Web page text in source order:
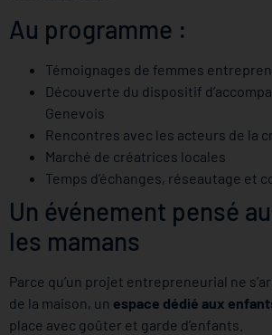
Au programme :
Témoignages de femmes
Découverte du dispositif
Genevois
Rencontres avec les acteurs de la
Marché de créatrices locales
Temps d’échanges, réseautage et
Un événement pensé
les mamans
Parce qu’un projet entrepreneurial ne
de la maison, un espace dédié aux
place avec goûter et garde d’enfants.